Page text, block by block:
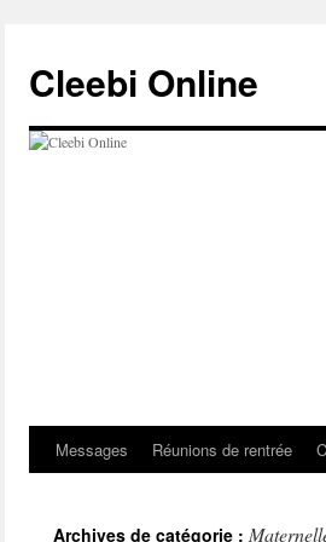
contenu
Cleebi Online
Messages Réunions de rentrée
Archives de catégorie :